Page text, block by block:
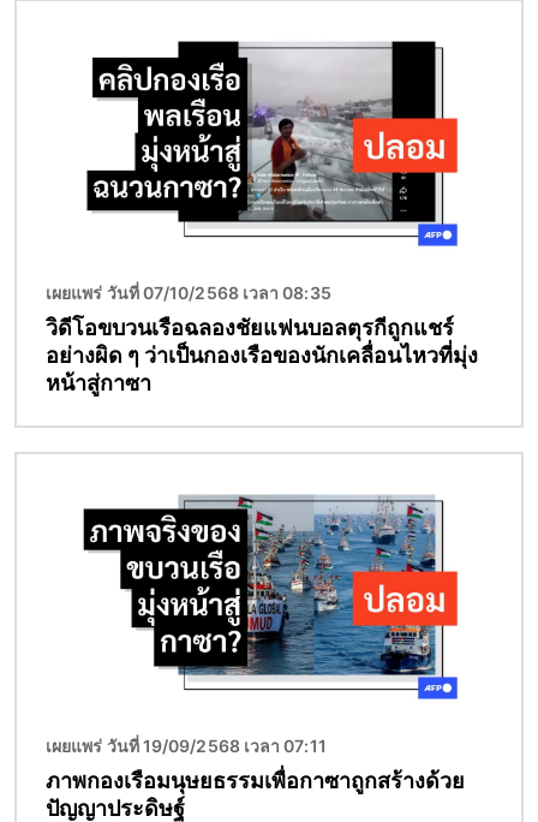
เผยแพร่ วันที่ 07/10/2568 เวลา 08:35
วิดีโอขบวนเรือฉลองชัยแฟนบอลตุรกีถูกแชร์
อย่างผิด ๆ ว่าเป็นกองเรือของนักเคลื่อนไหวที่มุ่ง
หน้าสู่กาซา
เผยแพร่ วันที่ 19/09/2568 เวลา 07:11
ภาพกองเรือมนุษยธรรมเพื่อกาซาถูกสร้างด้วย
ปัญญาประดิษฐ์